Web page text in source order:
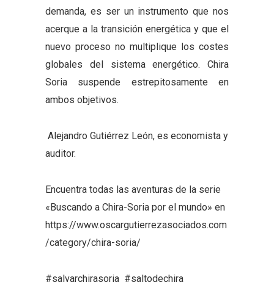
demanda, es ser un instrumento que nos
acerque a la transición energética y que el
nuevo proceso no multiplique los costes
globales del sistema energético. Chira
Soria suspende estrepitosamente en
ambos objetivos.
Alejandro Gutiérrez León, es economista y
auditor.
Encuentra todas las aventuras de la serie
«Buscando a Chira-Soria por el mundo» en
https://www.oscargutierrezasociados.com
/category/chira-soria/
#salvarchirasoria #saltodechira